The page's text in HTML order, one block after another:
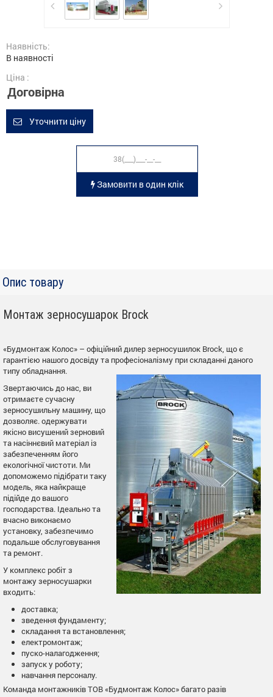
Наявність:
В наявності
Ціна :
Договірна
Уточнити ціну
Замовити в один клік
Опис товару
Монтаж зерносушарок Brock
«Будмонтаж Колос» – офіційний дилер зерносушилок Brock, що є
гарантією нашого досвіду та професіоналізму при складанні даного
типу обладнання.
Звертаючись до нас, ви
отримаєте сучасну
зерносушильну машину, що
дозволяє. одержувати
якісно висушений зерновий
та насіннєвий матеріал із
забезпеченням його
екологічної чистоти. Ми
допоможемо підібрати таку
модель, яка найкраще
підійде до вашого
господарства. Ідеально та
вчасно виконаємо
установку, забезпечимо
подальше обслуговування
та ремонт.
У комплекс робіт з
монтажу зерносушарки
входить:
доставка;
зведення фундаменту;
складання та встановлення;
електромонтаж;
пуско-налагодження;
запуск у роботу;
навчання персоналу.
Команда монтажників ТОВ «Будмонтаж Колос» багато разів